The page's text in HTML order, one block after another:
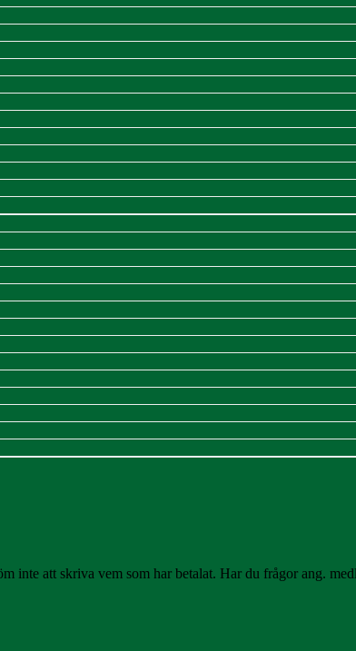
att skriva vem som har betalat. Har du frågor ang.